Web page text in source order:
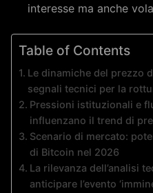
interesse ma anche
Table of Contents
Le dinamiche del prezzo
segnali tecnici per la
Pressioni istituzionali e
influenzano il trend di
Scenario di mercato:
di Bitcoin nel 2026
La rilevanza dell’analisi
anticipare l’evento